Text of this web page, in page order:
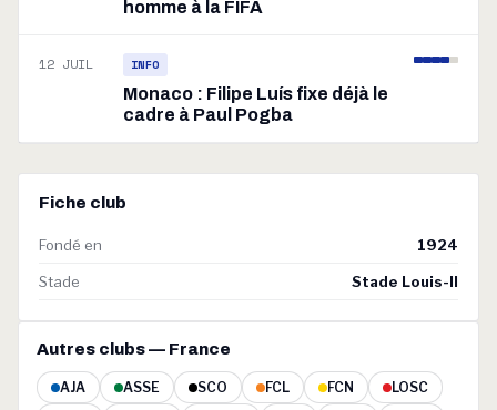
homme à la FIFA
12 JUIL INFO
Monaco : Filipe Luís fixe déjà le
cadre à Paul Pogba
Fiche club
Fondé en 1924
Stade Stade Louis-II
Autres clubs — France
AJA ASSE SCO FCL FCN
LOSC